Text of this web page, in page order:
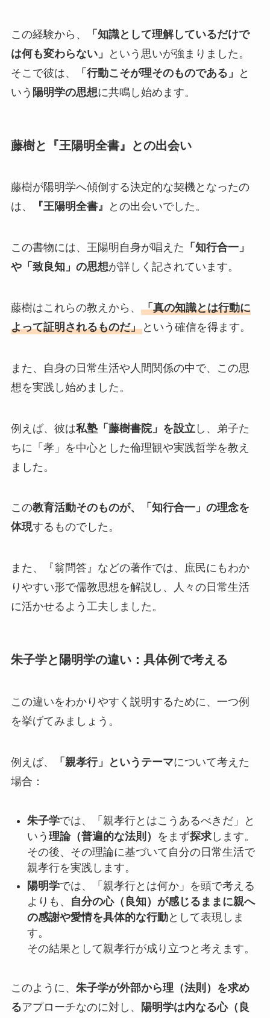
この経験から、
「知識として理解しているだけで
は何も変わらない」
という思いが強まりました。
そこで彼は、
「行動こそが理そのものである」
と
いう 陽明学の思想に共鳴し始めます。
藤樹と『王陽明全書』との出会い
藤樹が陽明学へ傾倒する決定的な契機となったの
は、
『王陽明全書』 との出会いでした。
この書物には、王陽明自身が唱えた 「知行合一」
や「致良知」の思想が詳しく記されています。
藤樹はこれらの教えから、 「真の知識とは行動に
よって証明されるものだ」という確信を得ます。
また、自身の日常生活や人間関係の中で、この思
想を実践し始めました。
例えば、彼は私塾「藤樹書院」を設立 し、弟子た
ちに「孝」を中心とした倫理観や実践哲学を教え
ました。
この教育活動そのものが、「知行合一」の理念を
体現するものでした。
また、『翁問答』などの著作では、庶民にもわか
りやすい形で儒教思想を解説し、人々の日常生活
に活かせるよう工夫しました。
朱子学と陽明学の違い：具体例で考える
この違いをわかりやすく説明するために、一つ例
を挙げてみましょう。
例えば、 「親孝行」というテーマについて考えた
場合：
朱子学では、「親孝行とはこうあるべきだ」と
いう 理論（普遍的な法則） をまず探求します。
その後、その理論に基づいて自分の日常生活で
親孝行を実践します。
陽明学では、「親孝行とは何か」を頭で考える
よりも、
自分の心（良知）が感じるままに親へ
の感謝や愛情を具体的な行動として表現しま
す。
その結果として親孝行が成り立つと考えます。
このように、 朱子学が外部から理（法則）を求め
るアプローチなのに対し、 陽明学は内なる心（良